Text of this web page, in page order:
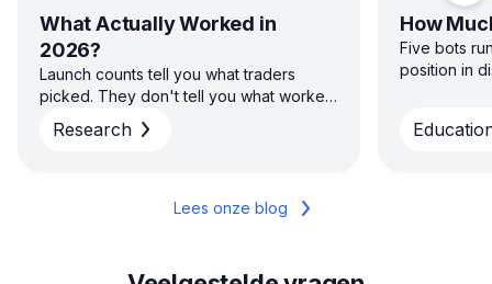
What Actually Worked in
2026?
Launch counts tell you what traders
picked. They don't tell you what worked.
H1 2026 platform data on win rate, return
and time to close across GRID, DCA, DCA
Research
How
Five bots
position in
diversified
Lees onze blog